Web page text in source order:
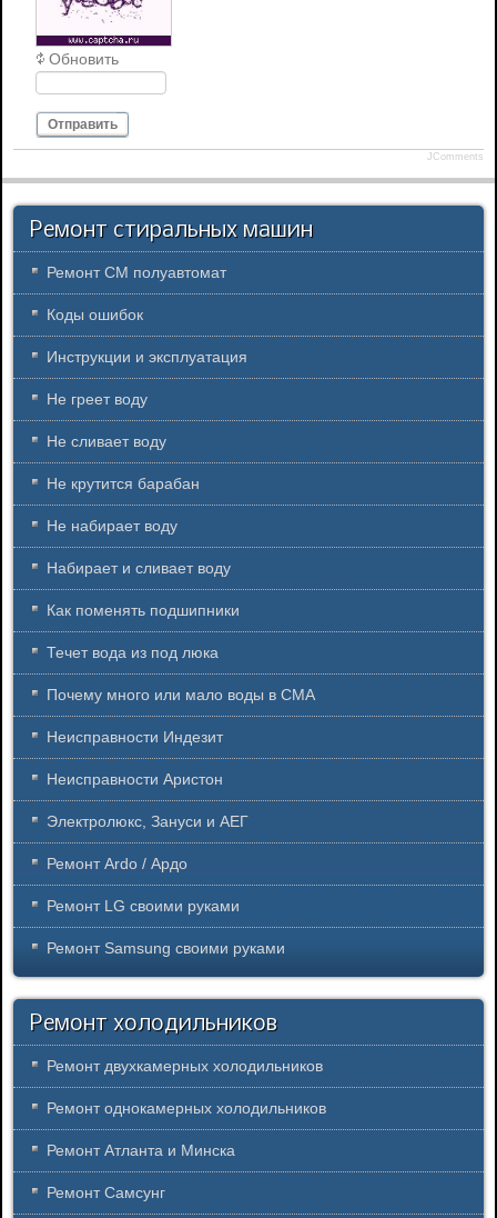
Обновить
Отправить
JComments
Ремонт стиральных машин
Ремонт СМ полуавтомат
Коды ошибок
Инструкции и эксплуатация
Не греет воду
Не сливает воду
Не крутится барабан
Не набирает воду
Набирает и сливает воду
Как поменять подшипники
Течет вода из под люка
Почему много или мало воды в СМА
Неисправности Индезит
Неисправности Аристон
Электролюкс, Зануси и АЕГ
Ремонт Ardo / Ардо
Ремонт LG своими руками
Ремонт Samsung своими руками
Ремонт холодильников
Ремонт двухкамерных холодильников
Ремонт однокамерных холодильников
Ремонт Атланта и Минска
Ремонт Самсунг